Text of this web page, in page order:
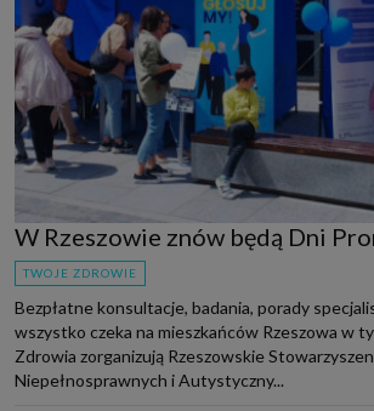
W Rzeszowie znów będą Dni
TWOJE ZDROWIE
Bezpłatne konsultacje, badania, porady
wszystko czeka na mieszkańców Rzeszowa w
Zdrowia zorganizują Rzeszowskie
Niepełnosprawnych i Autystyczny...